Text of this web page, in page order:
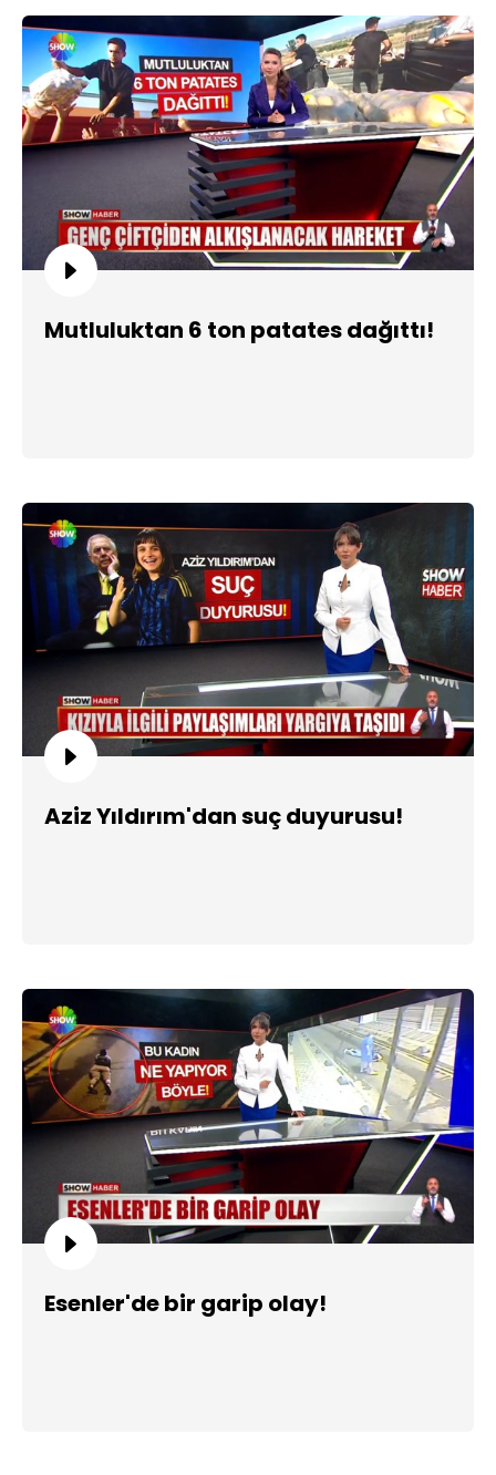
Mutluluktan 6 ton patates dağıttı!
Aziz Yıldırım'dan suç duyurusu!
Esenler'de bir garip olay!